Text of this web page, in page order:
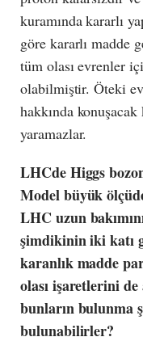
kuramında kararlı
göre kararlı madde
tüm olası evrenler
olabilmiştir. Öteki
hakkında
yaramazlar.
LHCde Higgs
Model büyük
LHC uzun
şimdikinin iki katı
karanlık madde
olası işaretlerini de
bunların bulunma
bulunabilirler?